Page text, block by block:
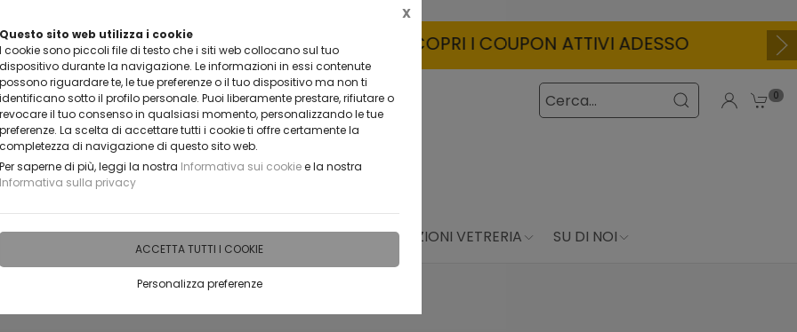
Questo sito web utilizza i cookie
I cookie sono piccoli file di testo che i siti web collocano sul tuo
dispositivo durante la navigazione. Le informazioni in essi contenute
possono riguardare te, le tue preferenze o il tuo dispositivo ma non ti
identificano sotto il profilo personale. Puoi liberamente prestare, rifiutare o
revocare il tuo consenso in qualsiasi momento, personalizzando le tue
preferenze. La scelta di accettare tutti i cookie ti offre certamente la
completezza di navigazione di questo sito web.
Per saperne di più, leggi la nostra Informativa sui cookiee la nostra
Informativa sulla privacy
ACCETTA TUTTI I COOKIE
Personalizza preferenze
X
CLICCA E SCOPRI I COUPON ATTIVI ADESSO
0
IDEE PERSONALIZZABILI RECENSIONI HORECA PRODUZIONI VETRERIA SU DI NOI